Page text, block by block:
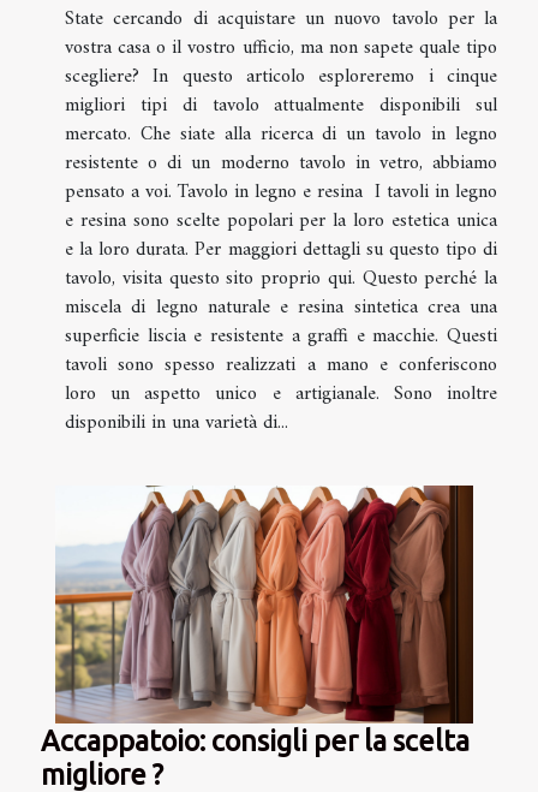
State cercando di acquistare un nuovo tavolo per la
vostra casa o il vostro ufficio, ma non sapete quale tipo
scegliere? In questo articolo esploreremo i cinque
migliori tipi di tavolo attualmente disponibili sul
mercato. Che siate alla ricerca di un tavolo in legno
resistente o di un moderno tavolo in vetro, abbiamo
pensato a voi. Tavolo in legno e resina I tavoli in legno
e resina sono scelte popolari per la loro estetica unica
e la loro durata. Per maggiori dettagli su questo tipo di
tavolo, visita questo sito proprio qui. Questo perché la
miscela di legno naturale e resina sintetica crea una
superficie liscia e resistente a graffi e macchie. Questi
tavoli sono spesso realizzati a mano e conferiscono
loro un aspetto unico e artigianale. Sono inoltre
disponibili in una varietà di...
Accappatoio: consigli per la scelta
migliore ?